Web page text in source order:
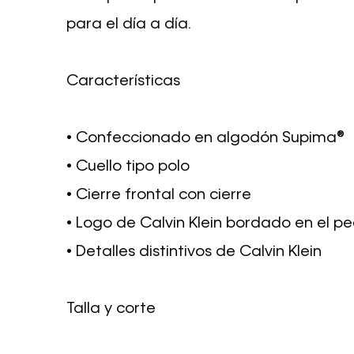
para el día a día.
Características
• Confeccionado en algodón Supima®
• Cuello tipo polo
• Cierre frontal con cierre
• Logo de Calvin Klein bordado en el
• Detalles distintivos de Calvin Klein
Talla y corte